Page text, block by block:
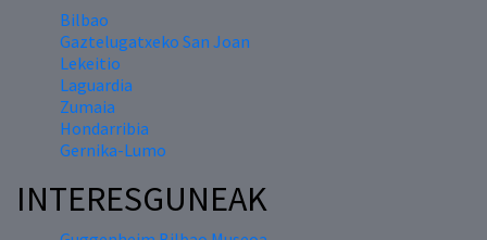
Bilbao
Gaztelugatxeko San Joan
Lekeitio
Laguardia
Zumaia
Hondarribia
Gernika-Lumo
INTERESGUNEAK